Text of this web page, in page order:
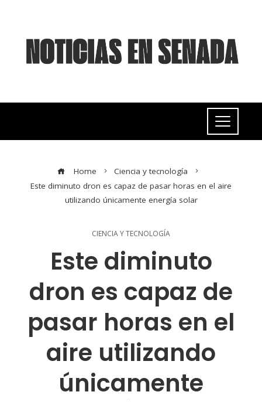
Home
Ciencia y tecnología
Este diminuto dron es capaz de pasar horas en el aire
utilizando únicamente energía solar
CIENCIA Y TECNOLOGÍA
Este diminuto
dron es capaz de
pasar horas en el
aire utilizando
únicamente